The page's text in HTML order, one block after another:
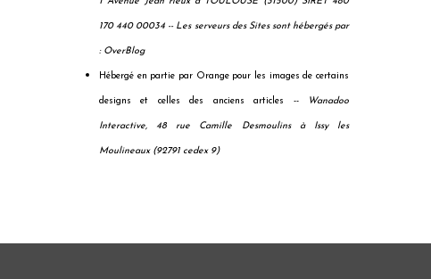
170 440 00034 -- Les serveurs des Sites sont hébergés par
: OverBlog
Hébergé en partie par Orange pour les images de certains
designs et celles des anciens articles -- Wanadoo
Interactive, 48 rue Camille Desmoulins à Issy les
Moulineaux (92791 cedex 9)